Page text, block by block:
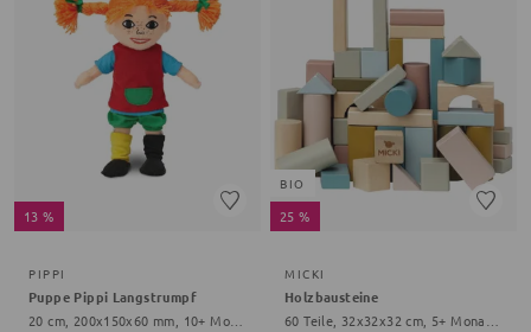
13 %
PIPPI
Puppe Pippi Langstrumpf
20 cm, 200x150x60 mm, 10+ Monate, bunt
BIO
25 %
MICKI
Holzbausteine
60 Teile, 32x32x32 cm, 5+ Monate, bunt